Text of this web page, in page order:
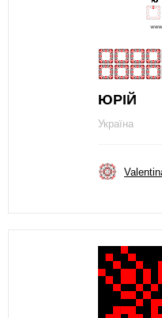
ЮРІЙ
Україна